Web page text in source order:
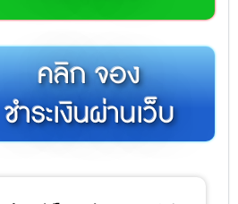
คลิก จอง
ชำระเงินผ่านเว็บ